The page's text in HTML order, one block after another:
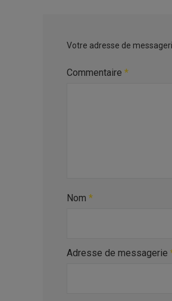
Votre adresse de
Commentaire *
Nom *
Adresse de messagerie